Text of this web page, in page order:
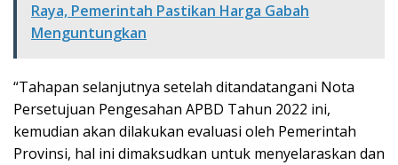
Raya, Pemerintah Pastikan Harga Gabah
Menguntungkan
“Tahapan selanjutnya setelah ditandatangani Nota
Persetujuan Pengesahan APBD Tahun 2022 ini,
kemudian akan dilakukan evaluasi oleh Pemerintah
Provinsi, hal ini dimaksudkan untuk menyelaraskan dan